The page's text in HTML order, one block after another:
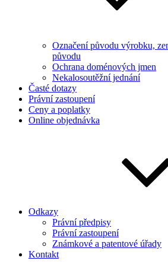
Označení původu výrobku,
původu
Ochrana doménových jmen
Nekalosoutěžní jednání
Časté dotazy
Právní zastoupení
Ceny a poplatky
Online objednávka
Odkazy
Právní předpisy
Právní zastoupení
Známkové a patentové úřady
Kontakt